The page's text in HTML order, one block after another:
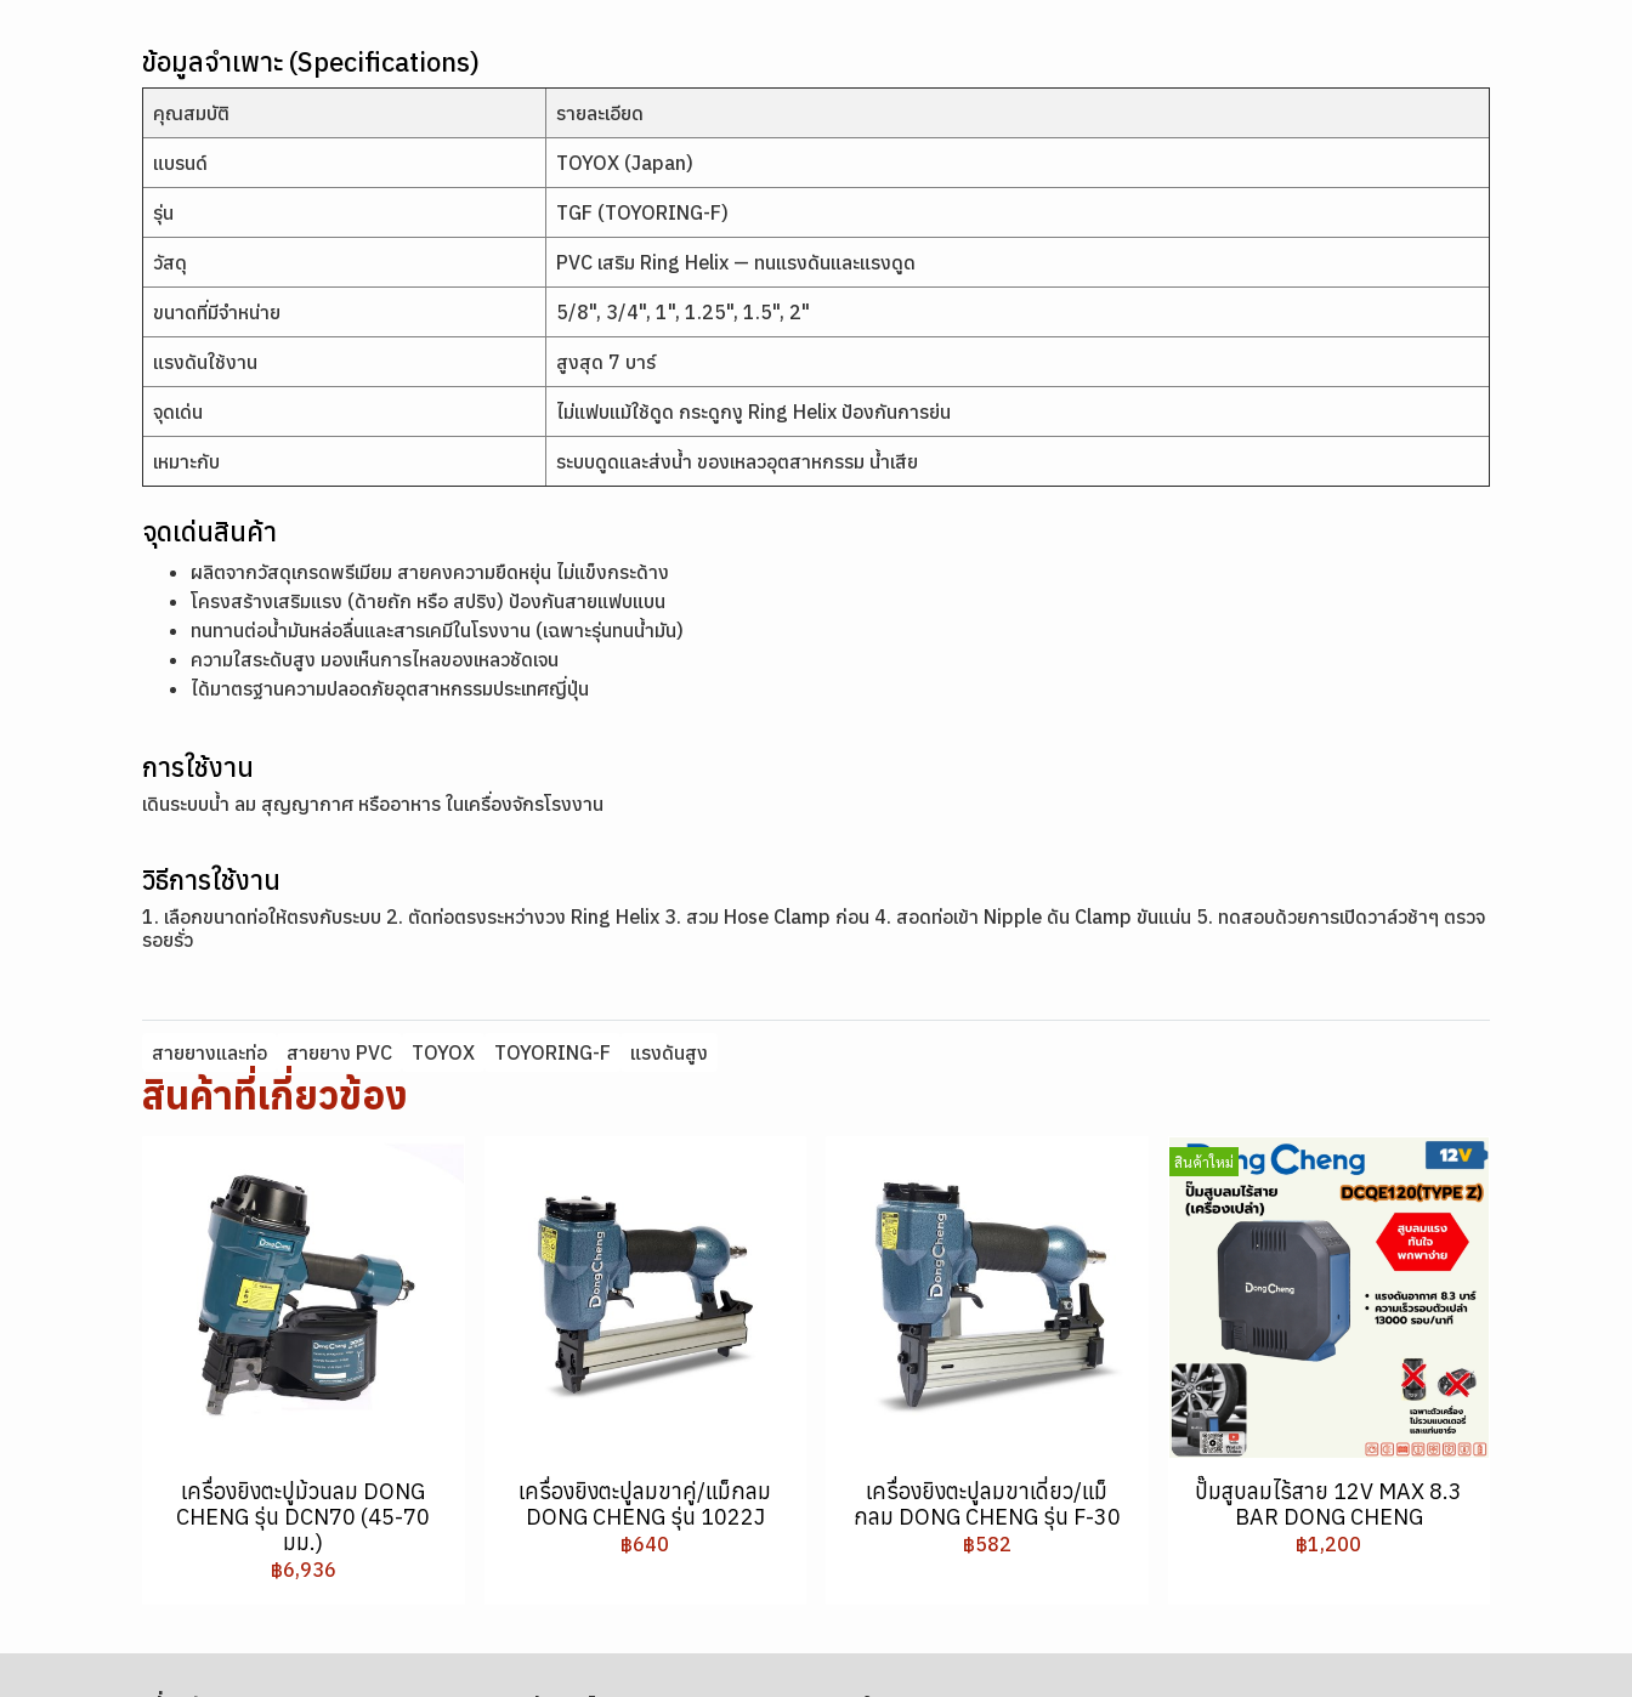
ข้อมูลจำเพาะ (Specifications)
คุณสมบัติ รายละเอียด
แบรนด์ TOYOX (Japan)
รุ่น TGF (TOYORING-F)
วัสดุ PVC เสริม Ring Helix — ทนแรงดันและแรงดูด
ขนาดที่มีจำหน่าย 5/8", 3/4", 1", 1.25", 1.5", 2"
แรงดันใช้งาน สูงสุด 7 บาร์
จุดเด่น ไม่แฟบแม้ใช้ดูด กระดูกงู Ring Helix ป้องกันการย่น
เหมาะกับ ระบบดูดและส่งน้ำ ของเหลวอุตสาหกรรม น้ำเสีย
จุดเด่นสินค้า
ผลิตจากวัสดุเกรดพรีเมียม สายคงความยืดหยุ่น ไม่แข็งกระด้าง
โครงสร้างเสริมแรง (ด้ายถัก หรือ สปริง) ป้องกันสายแฟบแบน
ทนทานต่อน้ำมันหล่อลื่นและสารเคมีในโรงงาน (เฉพาะรุ่นทนน้ำมัน)
ความใสระดับสูง มองเห็นการไหลของเหลวชัดเจน
ได้มาตรฐานความปลอดภัยอุตสาหกรรมประเทศญี่ปุ่น
การใช้งาน
เดินระบบน้ำ ลม สุญญากาศ หรืออาหาร ในเครื่องจักรโรงงาน
วิธีการใช้งาน
1. เลือกขนาดท่อให้ตรงกับระบบ 2. ตัดท่อตรงระหว่างวง Ring Helix 3. สวม Hose Clamp ก่อน 4. สอดท่อเข้า Nipple ดัน Clamp ขันแน่น 5. ทดสอบด้วยการเปิดวาล์วช้าๆ ตรวจ
รอยรั่ว
สายยางและท่อ สายยาง PVC TOYOX TOYORING-F แรงดันสูง
สินค้าที่เกี่ยวข้อง
เครื่องยิงตะปูม้วนลม DONG
CHENG รุ่น DCN70 (45-70
มม.)
฿6,936
เครื่องยิงตะปูลมขาคู่/แม็กลม
DONG CHENG รุ่น 1022J
฿640
เครื่องยิงตะปูลมขาเดี่ยว/แม็
กลม DONG CHENG รุ่น F-30
฿582
สินค้าใหม่
ปั๊มสูบลมไร้สาย 12V MAX 8.3
BAR DONG CHENG
฿1,200